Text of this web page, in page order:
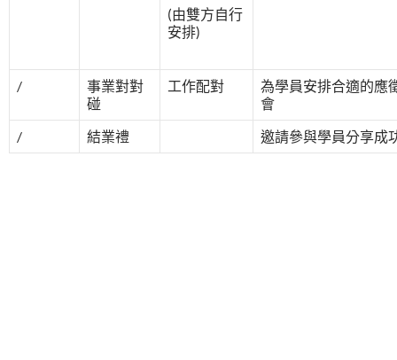
(由雙方自行
安排)
/
事業對對
碰
工作配對
為學員安排合適的應
會
/
結業禮 邀請參與學員分享成